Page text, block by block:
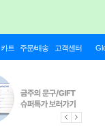
카트 주문/배송 고객센터